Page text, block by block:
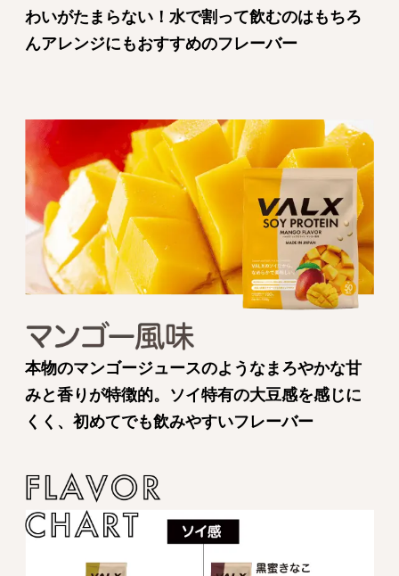
わいがたまらない！水で割って飲むのはもちろ
んアレンジにもおすすめのフレーバー
本物のマンゴージュースのようなまろやかな甘
みと香りが特徴的。ソイ特有の大豆感を感じに
くく、初めてでも飲みやすいフレーバー